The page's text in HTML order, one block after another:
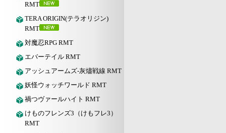
RMT
TERA ORIGIN(テラオリジン)
RMT
対魔忍RPG RMT
エバーテイル RMT
アッシュアームズ‐灰燼戦線 RMT
妖怪ウォッチワールド RMT
禍つヴァールハイト RMT
けものフレンズ3（けもフレ3）
RMT